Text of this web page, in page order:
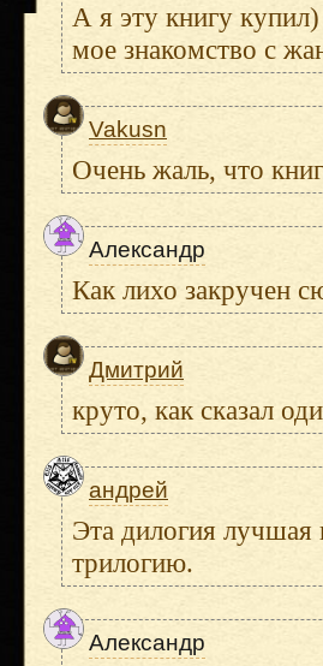
А я эту книгу
мое знакомство с
Vakusn
Очень жаль, что
Александр
Как лихо закручен
Дмитрий
круто, как сказал
андрей
Эта дилогия лучшая
трилогию.
Александр